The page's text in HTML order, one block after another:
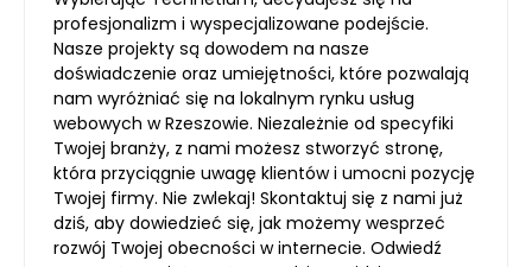
profesjonalizm i wyspecjalizowane podejście.
Nasze projekty są dowodem na nasze
doświadczenie oraz umiejętności, które pozwalają
nam wyróżniać się na lokalnym rynku usług
webowych w Rzeszowie. Niezależnie od specyfiki
Twojej branży, z nami możesz stworzyć stronę,
która przyciągnie uwagę klientów i umocni pozycję
Twojej firmy. Nie zwlekaj! Skontaktuj się z nami już
dziś, aby dowiedzieć się, jak możemy wesprzeć
rozwój Twojej obecności w internecie. Odwiedź